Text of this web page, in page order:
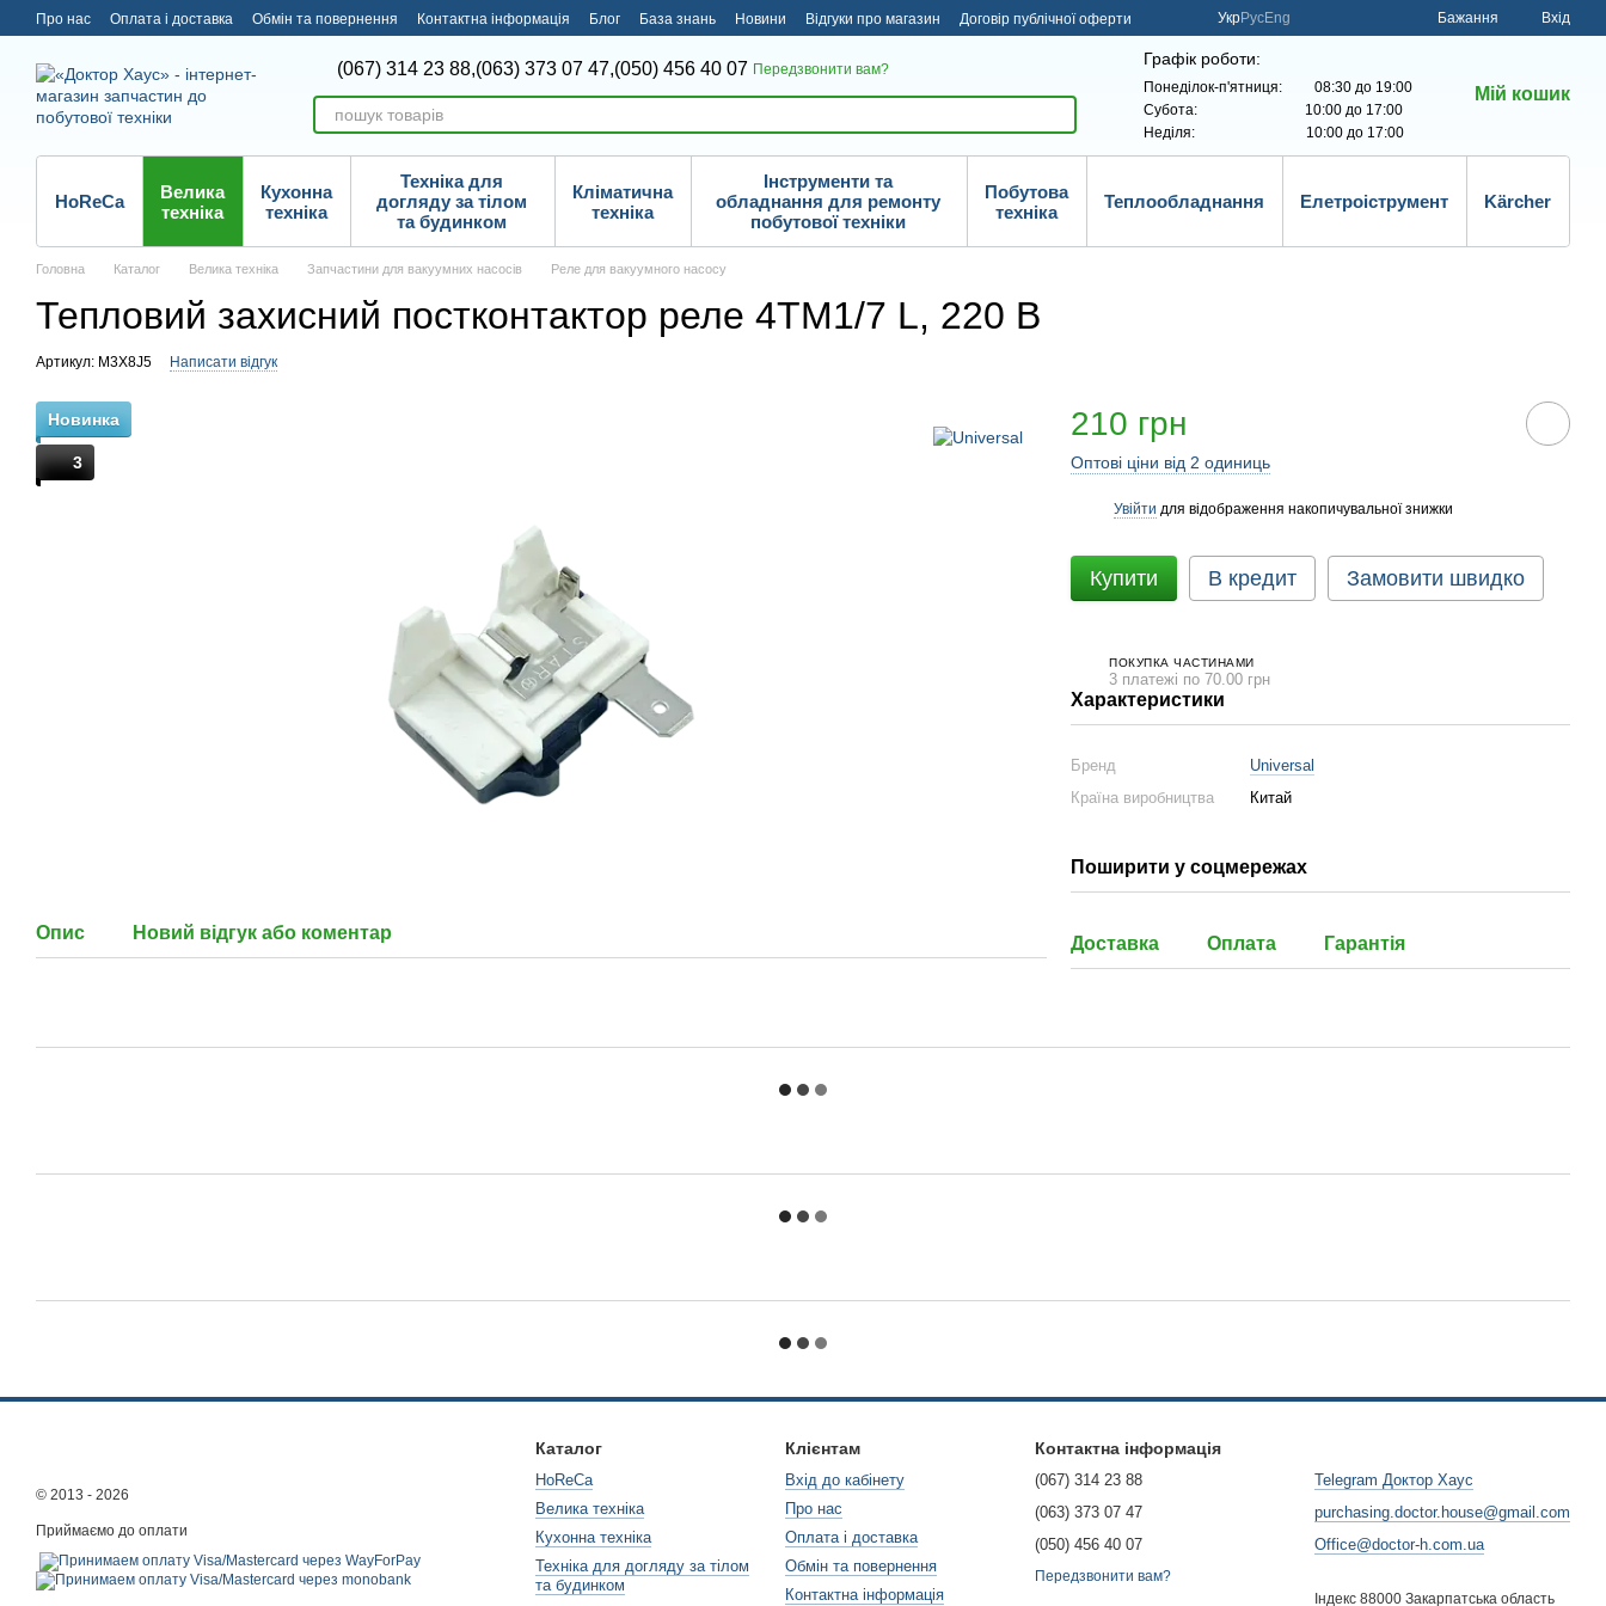
Перейти до основного контенту
Про нас Оплата і доставка Обмін та повернення Контактна інформація Блог База знань Новини Відгуки про магазин Договір публічної оферти УкрРусEng Бажання Вхід
(067) 314 23 88,(063) 373 07 47,(050) 456 40 07 Передзвонити вам?
Графік роботи:
Понеділок-п'ятниця: 08:30 до 19:00
Субота: 10:00 до 17:00
Неділя: 10:00 до 17:00
Мій кошик
HoReCa
Велика
техніка
Кухонна
техніка
Техніка для
догляду за тілом
та будинком
Кліматична
техніка
Інструменти та
обладнання для ремонту
побутової техніки
Побутова
техніка
Теплообладнання Елетроіструмент Kärcher
Головна Каталог Велика техніка Запчастини для вакуумних насосів Реле для вакуумного насосу
Тепловий захисний постконтактор реле 4TM1/7 L, 220 В
Артикул: M3X8J5 Написати відгук
Новинка
3
Опис Новий відгук або коментар
210 грн
Оптові ціни від 2 одиниць
Увійти для відображення накопичувальної знижки
Купити В кредит Замовити швидко
ПОКУПКА ЧАСТИНАМИ
3 платежі по 70.00 грн
Характеристики
Бренд
Universal
Країна виробництва
Китай
Поширити у соцмережах
Доставка Оплата Гарантія
© 2013 - 2026
Приймаємо до оплати
Каталог
HoReCa
Велика техніка
Кухонна техніка
Техніка для догляду за тілом
та будинком
Клієнтам
Вхід до кабінету
Про нас
Оплата і доставка
Обмін та повернення
Контактна інформація
Контактна інформація
(067) 314 23 88
(063) 373 07 47
(050) 456 40 07
Передзвонити вам?
Telegram Доктор Хаус
purchasing.doctor.house@gmail.com
Office@doctor-h.com.ua
Індекс 88000 Закарпатська область